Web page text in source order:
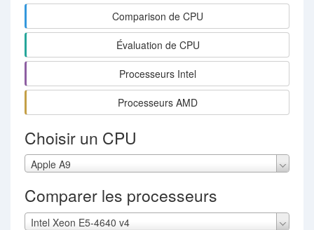
Comparison de CPU
Évaluation de CPU
Processeurs Intel
Processeurs AMD
Choisir un CPU
Apple A9
Comparer les processeurs
Intel Xeon E5-4640 v4